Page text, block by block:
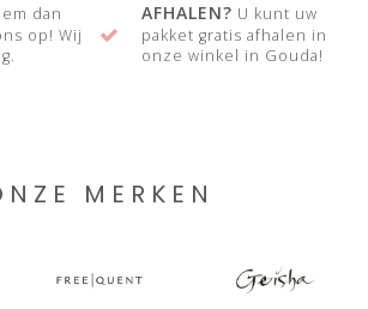
dan
op! Wij
AFHALEN? U kunt uw
pakket gratis afhalen in
onze winkel in Gouda!
MERKEN